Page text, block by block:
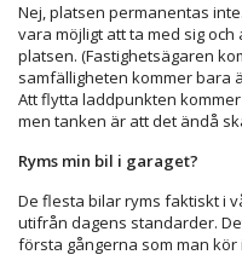
Nej, platsen permanentas
vara möjligt att ta med sig
platsen. (Fastighetsägaren
samfälligheten kommer bara
Att flytta laddpunkten
men tanken är att det ändå
Ryms min bil i garaget?
De flesta bilar ryms faktiskt i
utifrån dagens standarder.
första gångerna som man kör